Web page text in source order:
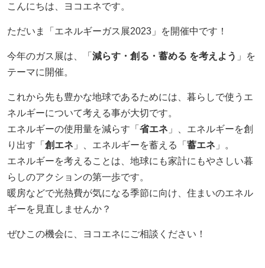
会社案内
採用情報
ヨコエネ公式ブログ
店舗・事業所案内
お問い合わせ
こんにちは、ヨコエネです。
ただいま「エネルギーガス展2023」を開催中です！
今年のガス展は、「 減らす・創る・蓄める を考えよう 」を
テーマに開催。
これから先も豊かな地球であるためには、暮らしで使うエ
ネルギーについて考える事が大切です。
エネルギーの使用量を減らす「 省エネ 」、エネルギーを創
り出す「 創エネ 」、エネルギーを蓄える「 蓄エネ 」。
エネルギーを考えることは、地球にも家計にもやさしい暮
らしのアクションの第一歩です。
暖房などで光熱費が気になる季節に向け、住まいのエネル
ギーを見直しませんか？
ぜひこの機会に、ヨコエネにご相談ください！